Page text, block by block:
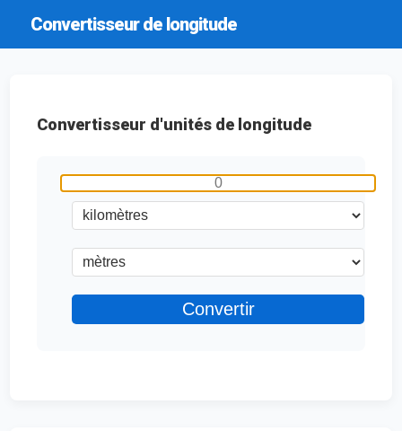
Convertisseur de longitude
Convertisseur d'unités de longitude